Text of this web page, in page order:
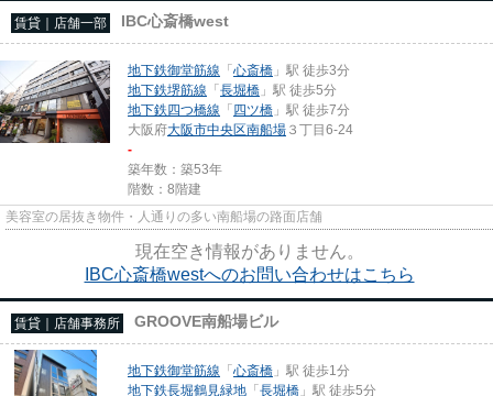
賃貸｜店舗一部 IBC心斎橋west
地下鉄御堂筋線 「心斎橋 」駅 徒歩3分
地下鉄堺筋線 「長堀橋 」駅 徒歩5分
地下鉄四つ橋線 「四ツ橋 」駅 徒歩7分
大阪府大阪市中央区南船場 ３丁目6-24
-
築年数：築53年
階数：8階建
美容室の居抜き物件・人通りの多い南船場の路面店舗
現在空き情報がありません。
IBC心斎橋westへのお問い合わせはこちら
賃貸｜店舗事務所 GROOVE南船場ビル
地下鉄御堂筋線 「心斎橋 」駅 徒歩1分
地下鉄長堀鶴見緑地 「長堀橋 」駅 徒歩5分